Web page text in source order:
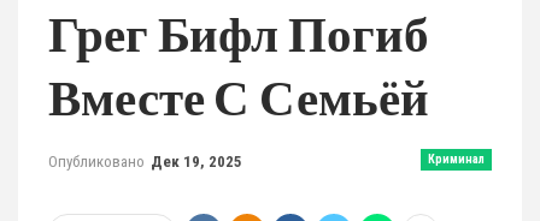
Грег Бифл Погиб
Вместе С Семьёй
Криминал
Опубликовано Дек 19, 2025